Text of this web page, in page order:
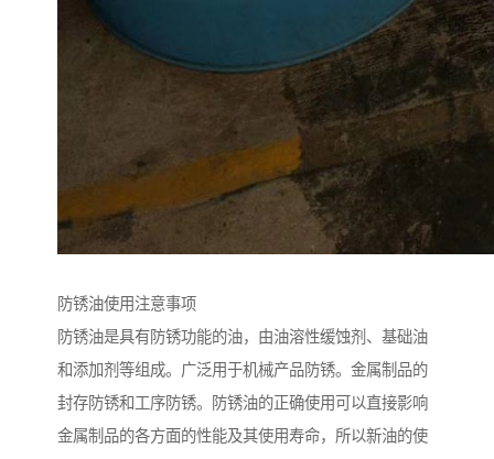
防锈油使用注意事项
防锈油是具有防锈功能的油，由油溶性缓蚀剂、基础油
和添加剂等组成。广泛用于机械产品防锈。金属制品的
封存防锈和工序防锈。防锈油的正确使用可以直接影响
金属制品的各方面的性能及其使用寿命，所以新油的使